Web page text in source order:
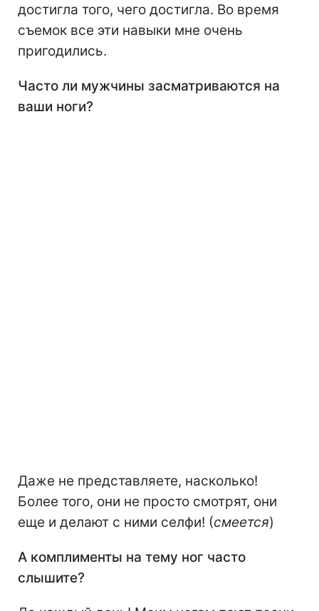
достигла того, чего достигла. Во время
съемок все эти навыки мне очень
пригодились.
Часто ли мужчины засматриваются на
ваши ноги?
Даже не представляете, насколько!
Более того, они не просто смотрят, они
еще и делают с ними селфи! (смеется)
А комплименты на тему ног часто
слышите?